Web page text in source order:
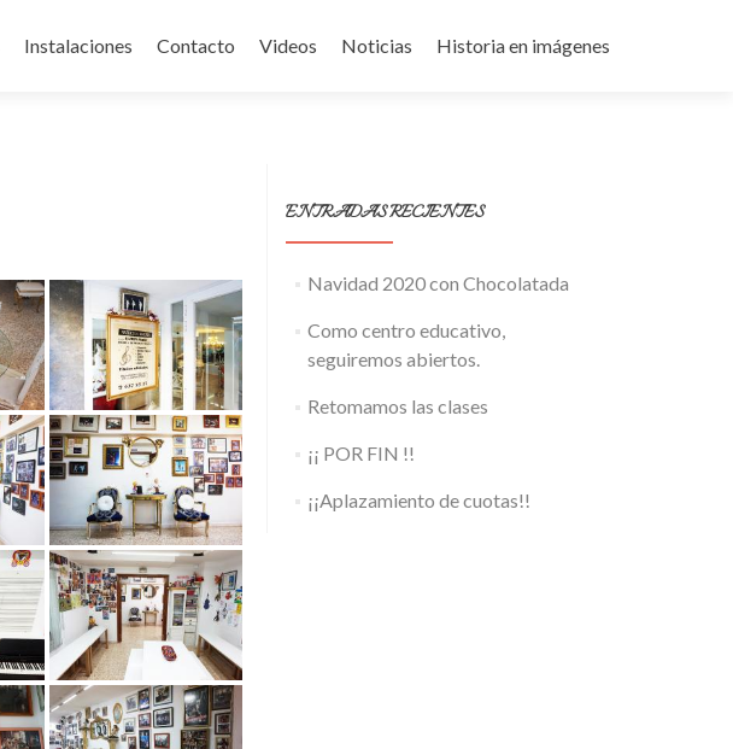
Instalaciones Contacto Videos Noticias Historia en imágenes
ENTRADAS RECIENTES
Navidad 2020 con Chocolatada
Como centro educativo,
seguiremos abiertos.
Retomamos las clases
¡¡ POR FIN !!
¡¡Aplazamiento de cuotas!!